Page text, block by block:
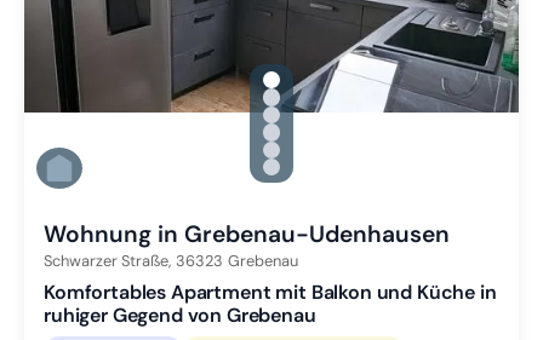
gallery.slide_selector
Zu Slide 1 wechseln
Zu Slide 2 wechseln
Zu Slide 3 wechseln
Zu Slide 4 wechseln
Zu Slide 5 wechseln
Zu Slide 6 wechseln
Wohnung in Grebenau-Udenhausen
Schwarzer Straße, 36323 Grebenau
Komfortables Apartment mit Balkon und Küche in
ruhiger Gegend von Grebenau